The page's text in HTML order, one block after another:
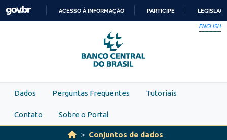
Skip to main content
PARA
O
CONTEÚDO
ACESSO À INFORMAÇÃO PARTICIPE
ENGLISH
Dados Perguntas Frequentes Tutoriais
Contato Sobre o Portal
Conjuntos de dados